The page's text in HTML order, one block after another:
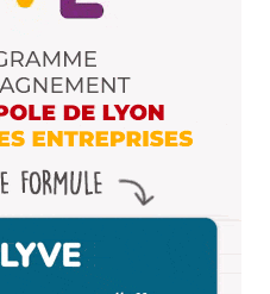
.. ?
je n’aurais pas trouvé
est plus du aux 4 tours
peu mastoc de